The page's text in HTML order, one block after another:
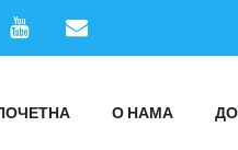
О НАМА